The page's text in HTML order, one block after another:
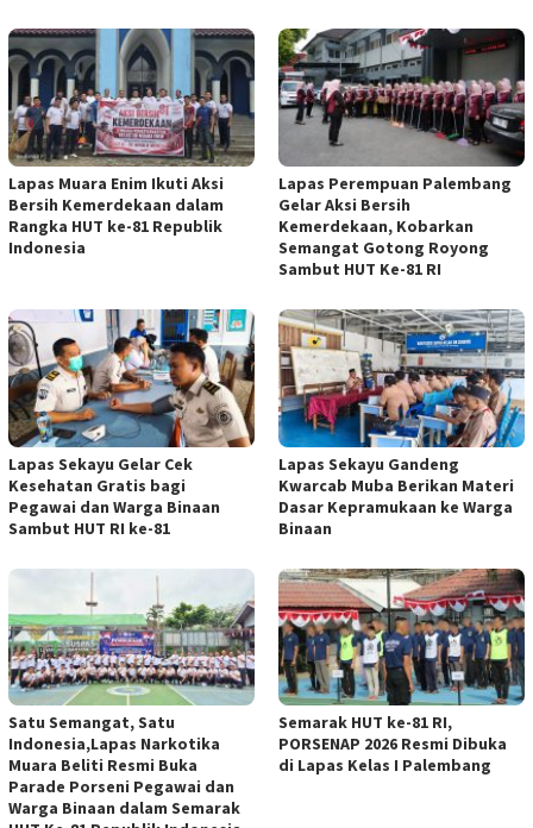
Lapas Muara Enim Ikuti Aksi
Bersih Kemerdekaan dalam
Rangka HUT ke-81 Republik
Indonesia
Lapas Perempuan Palembang
Gelar Aksi Bersih
Kemerdekaan, Kobarkan
Semangat Gotong Royong
Sambut HUT Ke-81 RI
Lapas Sekayu Gelar Cek
Kesehatan Gratis bagi
Pegawai dan Warga Binaan
Sambut HUT RI ke-81
Lapas Sekayu Gandeng
Kwarcab Muba Berikan Materi
Dasar Kepramukaan ke Warga
Binaan
Satu Semangat, Satu
Indonesia,Lapas Narkotika
Muara Beliti Resmi Buka
Parade Porseni Pegawai dan
Warga Binaan dalam Semarak
Semarak HUT ke-81 RI,
PORSENAP 2026 Resmi Dibuka
di Lapas Kelas I Palembang